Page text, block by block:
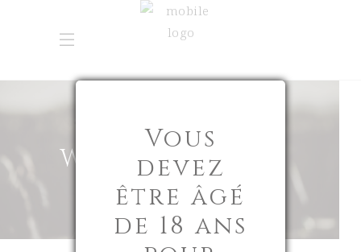
WHITE WINE
Vous
devez
être âgé
de 18 ans